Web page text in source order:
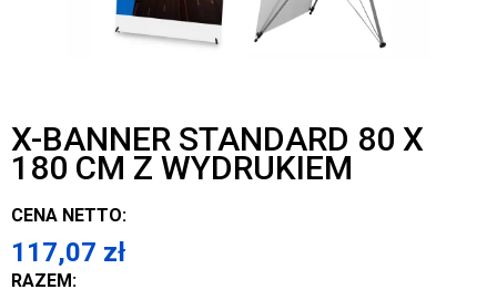
X-BANNER STANDARD 80 X
180 CM Z WYDRUKIEM
CENA NETTO:
117,07 zł
RAZEM: